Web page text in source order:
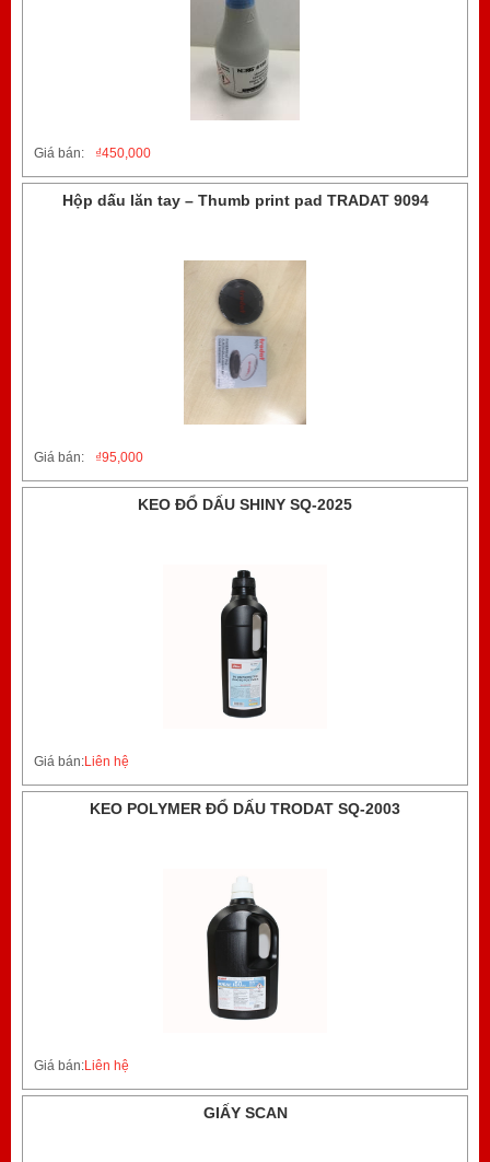
Giá bán: 450,000
₫
Hộp dấu lăn tay – Thumb print pad TRADAT 9094
Giá bán: 95,000
₫
KEO ĐỔ DẤU SHINY SQ-2025
Giá bán:Liên hệ
KEO POLYMER ĐỔ DẤU TRODAT SQ-2003
Giá bán:Liên hệ
GIẤY SCAN